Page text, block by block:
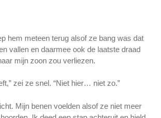
hem meteen terug alsof ze bang was dat
vallen en daarmee ook de laatste draad
mijn zoon zou verliezen.
zei ze snel. “Niet hier… niet zo.”
Mijn benen voelden alsof ze niet meer